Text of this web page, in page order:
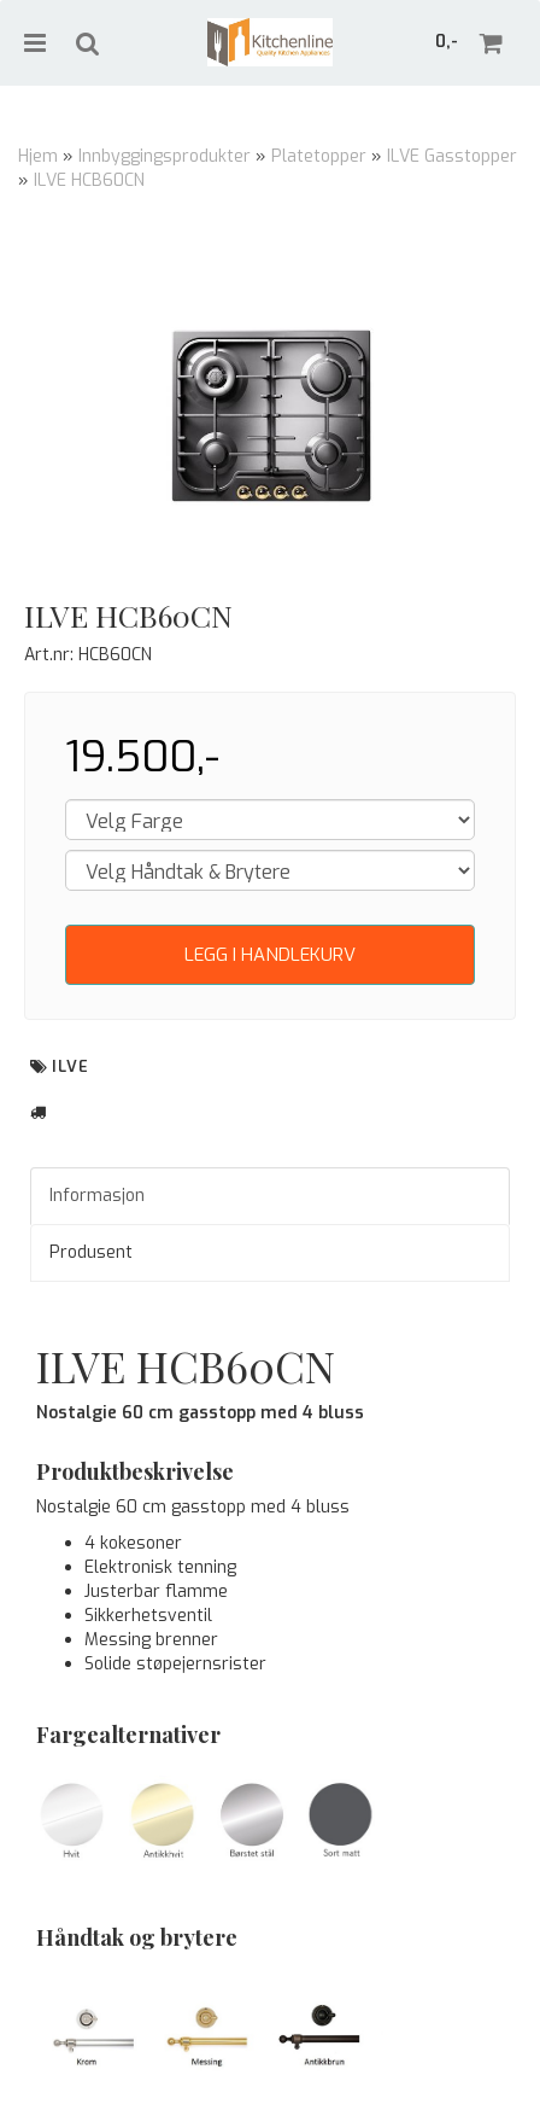
0,-
Hjem » Innbyggingsprodukter » Platetopper » ILVE Gasstopper
» ILVE HCB60CN
ILVE HCB60CN
Art.nr: HCB60CN
19.500,-
LEGG I HANDLEKURV
ILVE
Informasjon
Produsent
ILVE HCB60CN
Nostalgie 60 cm gasstopp med 4 bluss
Produktbeskrivelse
Nostalgie 60 cm gasstopp med 4 bluss
4 kokesoner
Elektronisk tenning
Justerbar flamme
Sikkerhetsventil
Messing brenner
Solide støpejernsrister
Fargealternativer
Håndtak og brytere